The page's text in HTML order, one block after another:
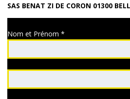
SAS BENAT ZI DE CORON 01300
Nom et Prénom *